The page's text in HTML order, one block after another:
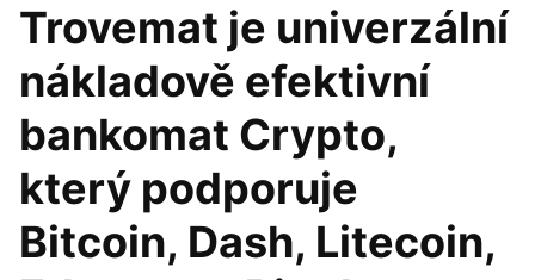
Trovemat je univerzální
nákladově efektivní
bankomat Crypto,
který podporuje
Bitcoin, Dash, Litecoin,